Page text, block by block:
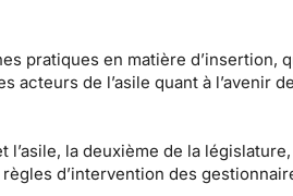
pratiques en matière d’insertion,
acteurs de l’asile quant à l’avenir
l’asile, la deuxième de la
d’intervention des